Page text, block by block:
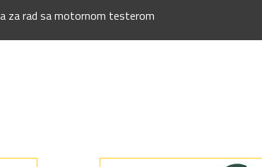
za rad sa motornom testerom